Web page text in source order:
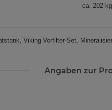
ca. 202 kg
Viking Vorfilter-Set,
Angaben zur